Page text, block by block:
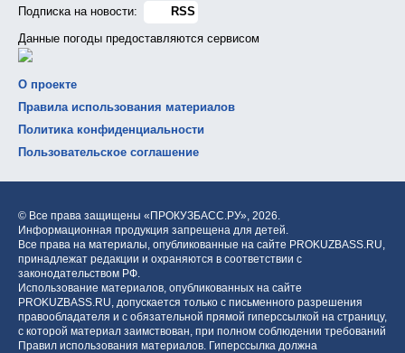
Подписка на новости:
RSS
Данные погоды предоставляются сервисом
О проекте
Правила использования материалов
Политика конфиденциальности
Пользовательское соглашение
© Все права защищены «ПРОКУЗБАСС.РУ», 2026.
Информационная продукция запрещена для детей.
Все права на материалы, опубликованные на сайте PROKUZBASS.RU,
принадлежат редакции и охраняются в соответствии с
законодательством РФ.
Использование материалов, опубликованных на сайте
PROKUZBASS.RU, допускается только с письменного разрешения
правообладателя и с обязательной прямой гиперссылкой на страницу,
с которой материал заимствован, при полном соблюдении требований
Правил использования материалов. Гиперссылка должна